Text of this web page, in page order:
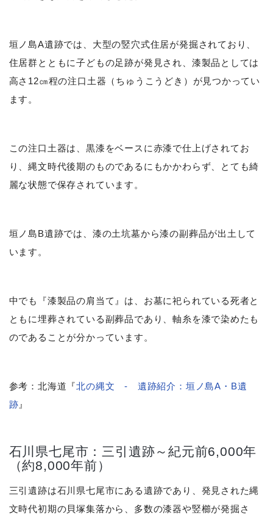
垣ノ島A遺跡では、大型の竪穴式住居が発掘されており、
住居群とともに子どもの足跡が発見され、漆製品としては
高さ12㎝程の注口土器（ちゅうこうどき）が見つかってい
ます。
この注口土器は、黒漆をベースに赤漆で仕上げされてお
り、縄文時代後期のものであるにもかかわらず、とても綺
麗な状態で保存されています。
垣ノ島B遺跡では、漆の土坑墓から漆の副葬品が出土して
います。
中でも『漆製品の肩当て』は、お墓に祀られている死者と
ともに埋葬されている副葬品であり、軸糸を漆で染めたも
のであることが分かっています。
参考：北海道『北の縄文 - 遺跡紹介：垣ノ島A・B遺
跡』
石川県七尾市：三引遺跡～紀元前6,000年
（約8,000年前）
三引遺跡は石川県七尾市にある遺跡であり、発見された縄
文時代初期の貝塚集落から、多数の漆器や竪櫛が発掘さ